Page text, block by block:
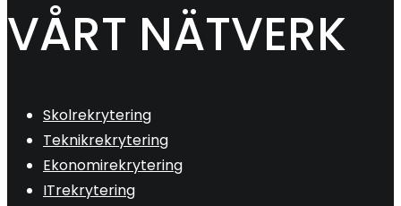
VÅRT NÄTVERK
Skolrekrytering
Teknikrekrytering
Ekonomirekrytering
ITrekrytering